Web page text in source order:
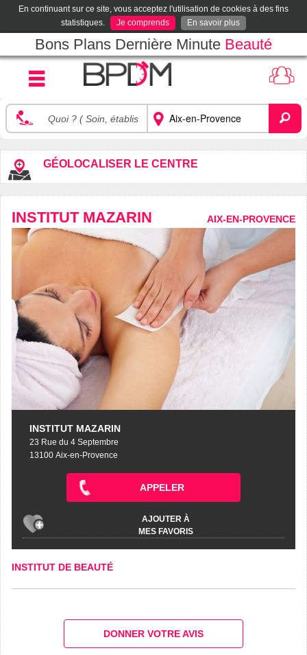
En continuant sur ce site, vous acceptez l'utilisation de cookies à des fins
statistiques.
Je comprends En savoir plus
Bons Plans Dernière Minute Beauté
GÉOLOCALISER LE CENTRE
INSTITUT MAZARIN AIX-EN-PROVENCE
INSTITUT MAZARIN
23 Rue du 4 Septembre
13100 Aix-en-Provence
APPELER
AJOUTER À
MES FAVORIS
INSTITUT DE BEAUTÉ
DONNER VOTRE AVIS